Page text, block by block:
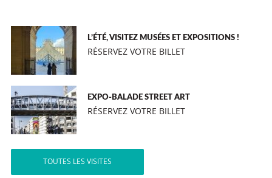
L’ÉTÉ, VISITEZ MUSÉES ET EXPOSITIONS !
RÉSERVEZ VOTRE BILLET
EXPO-BALADE STREET ART
RÉSERVEZ VOTRE BILLET
TOUTES LES VISITES